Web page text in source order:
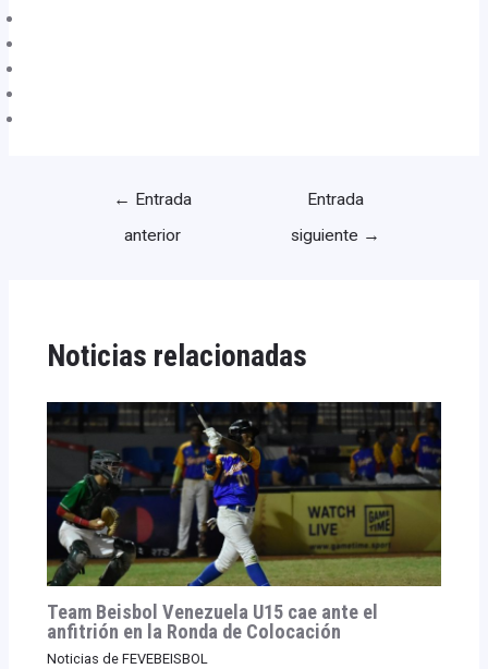
← Entrada
anterior
Entrada
siguiente →
Noticias relacionadas
Team Beisbol Venezuela U15 cae ante el
anfitrión en la Ronda de Colocación
Noticias de FEVEBEISBOL